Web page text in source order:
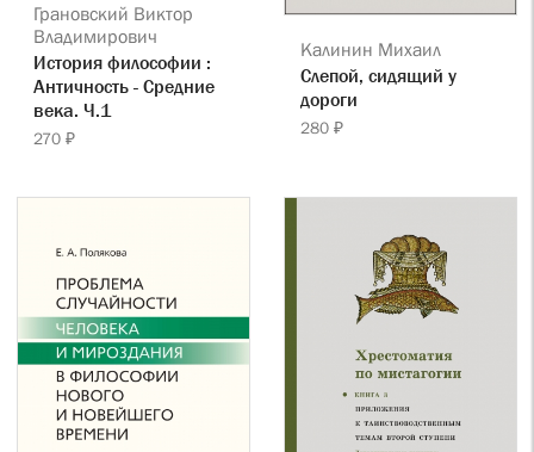
Грановский Виктор
Владимирович
История философии :
Античность - Средние
века. Ч.1
270 ₽
Калинин Михаил
Слепой, сидящий у
дороги
280 ₽